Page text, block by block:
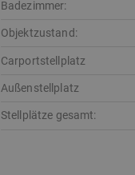
Badezimmer:
Objektzustand:
Carportstellplatz
Außenstellplatz
Stellplätze gesamt: